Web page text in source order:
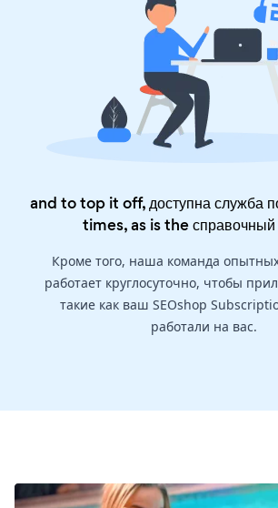
and to top it off, доступна служба
times, as is theсправочный
Кроме того, наша команда
работает круглосуточно, чтобы
такие как ваш SEOshop
работали на вас.